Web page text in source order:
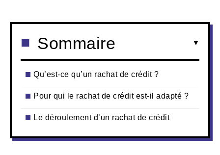
Sommaire
Qu’est-ce qu’un rachat de crédit ?
Pour qui le rachat de crédit est-il adapté ?
Le déroulement d’un rachat de crédit